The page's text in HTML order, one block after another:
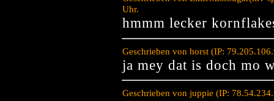
Uhr.
hmmm lecker
Geschrieben von horst (IP:
ja mey dat is doch mo
Geschrieben von juppie (IP: